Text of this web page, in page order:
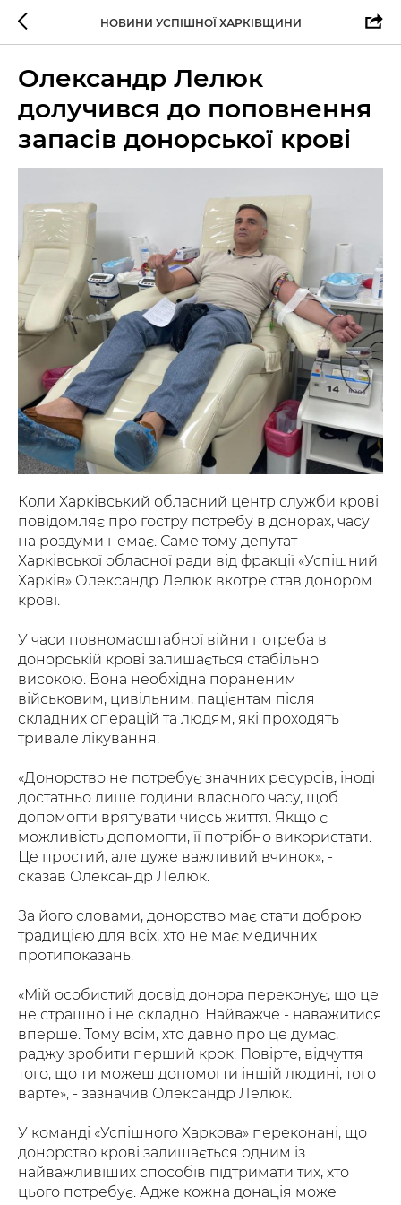
НОВИНИ УСПІШНОЇ ХАРКІВЩИНИ
Олександр Лелюк
долучився до поповнення
запасів донорської крові
Коли Харківський обласний центр служби крові
повідомляє про гостру потребу в донорах, часу
на роздуми немає. Саме тому депутат
Харківської обласної ради від фракції «Успішний
Харків» Олександр Лелюк вкотре став донором
крові.
У часи повномасштабної війни потреба в
донорській крові залишається стабільно
високою. Вона необхідна пораненим
військовим, цивільним, пацієнтам після
складних операцій та людям, які проходять
тривале лікування.
«Донорство не потребує значних ресурсів, іноді
достатньо лише години власного часу, щоб
допомогти врятувати чиєсь життя. Якщо є
можливість допомогти, її потрібно використати.
Це простий, але дуже важливий вчинок», -
сказав Олександр Лелюк.
За його словами, донорство має стати доброю
традицією для всіх, хто не має медичних
протипоказань.
«Мій особистий досвід донора переконує, що це
не страшно і не складно. Найважче - наважитися
вперше. Тому всім, хто давно про це думає,
раджу зробити перший крок. Повірте, відчуття
того, що ти можеш допомогти іншій людині, того
варте», - зазначив Олександр Лелюк.
У команді «Успішного Харкова» переконані, що
донорство крові залишається одним із
найважливіших способів підтримати тих, хто
цього потребує. Адже кожна донація може